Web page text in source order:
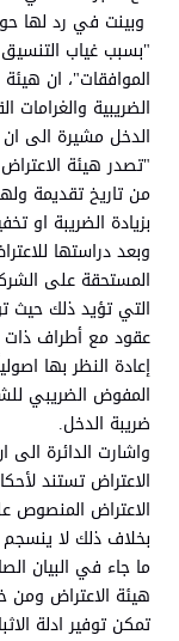
وبينت في رد لها
"بسبب غياب التنسيق
الموافقات"، ان
الضريبية
الدخل مشيرة الى
"تصدر هيئة
من تاريخ تقديمة
بزيادة الضريبة او
وبعد دراستها
المستحقة على
التي تؤيد ذلك حيث
عقود مع أطراف ذات
إعادة النظر بها
المفوض الضريبي
ضريبة الدخل.
واشارت الدائرة الى
الاعتراض تستند
الاعتراض المنصوص
بخلاف ذلك لا ينسجم
هيئة الاعتراض ومن
تمكن توفير ادلة